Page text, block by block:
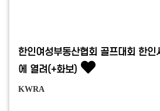
한인여성부동산협회 골프대회 한인
에 열려(+화보)
KWRA